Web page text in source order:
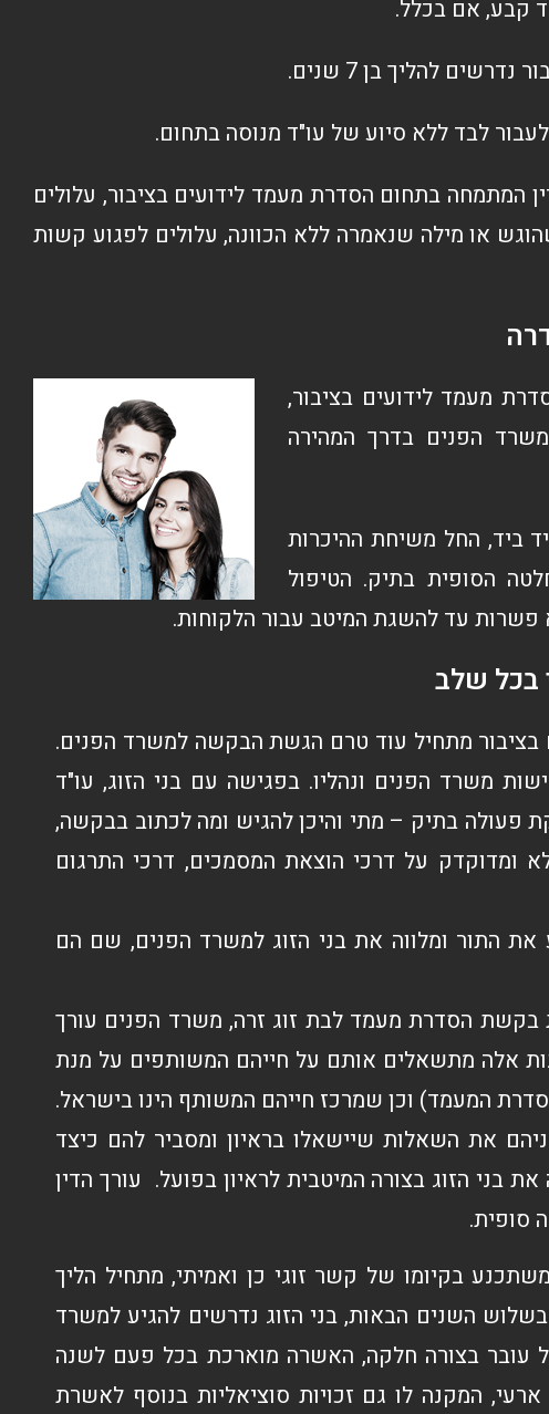
קבע, אם בכלל.
לבד ללא סיוע של עו"ד מנוסה בתחום.
המתמחה בתחום הסדרת מעמד לידועים בציבור, עלולים
או מילה שנאמרה ללא הכוונה, עלולים לפגוע קשות
מעמד לידועים בציבור,
הפנים בדרך המהירה
ביד, החל משיחת ההיכרות
הסופית בתיק. הטיפול
פשרות עד להשגת המיטב עבור הלקוחות.
בכל שלב
בציבור מתחיל עוד טרם הגשת הבקשה למשרד הפנים.
משרד הפנים ונהליו. בפגישה עם בני הזוג, עו"ד
פעולה בתיק – מתי והיכן להגיש ומה לכתוב בבקשה,
ומדוקדק על דרכי הוצאת המסמכים, דרכי התרגום
את התור ומלווה את בני הזוג למשרד הפנים, שם הם
הסדרת מעמד לבת זוג זרה, משרד הפנים עורך
אלה מתשאלים אותם על חייהם המשותפים על מנת
המעמד) וכן שמרכז חייהם המשותף הינו בישראל.
את השאלות שיישאלו בראיון ומסביר להם כיצד
בני הזוג בצורה המיטבית לראיון בפועל. עורך הדין
סופית.
בקיומו של קשר זוגי כן ואמיתי, מתחיל הליך
השנים הבאות, בני הזוג נדרשים להגיע למשרד
עובר בצורה חלקה, האשרה מוארכת בכל פעם לשנה
המקנה לו גם זכויות סוציאליות בנוסף לאשרת